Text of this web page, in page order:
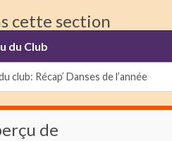
cette section
du Club
club: Récap’ Danses de l’année
de